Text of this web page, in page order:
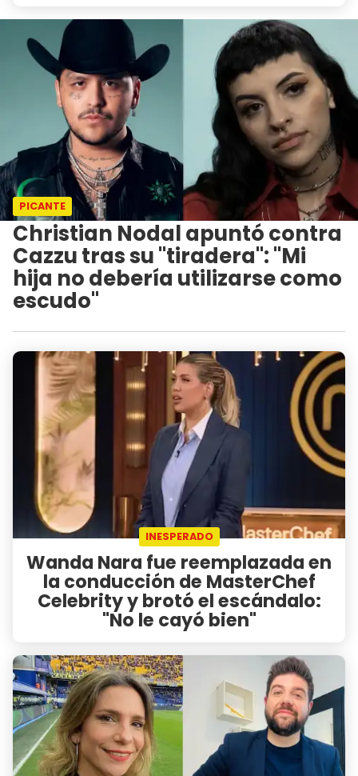
PICANTE
Christian Nodal apuntó contra
Cazzu tras su "tiradera": "Mi
hija no debería utilizarse como
escudo"
INESPERADO
Wanda Nara fue reemplazada en
la conducción de MasterChef
Celebrity y brotó el escándalo:
"No le cayó bien"